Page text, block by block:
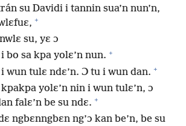
su Davidi i tannin sua’n nun’n,
+
su, yɛ ɔ
bo sa kpa yolɛ’n nun. +
wun tulɛ ndɛ’n. Ɔ tu i wun dan. +
yolɛ’n nin i wun tulɛ’n, ɔ
falɛ’n be su ndɛ. +
ngbɛnngbɛn ng’ɔ kan be’n, be su